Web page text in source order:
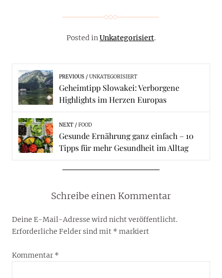
Posted inUnkategorisiert.
PREVIOUS UNKATEGORISIERT
Geheimtipp Slowakei: Verborgene
Highlights im Herzen Europas
NEXT FOOD
Gesunde Ernährung ganz einfach – 10
Tipps für mehr Gesundheit im Alltag
Schreibe einen Kommentar
Deine E-Mail-Adresse wird nicht veröffentlicht.
Erforderliche Felder sind mit * markiert
Kommentar *